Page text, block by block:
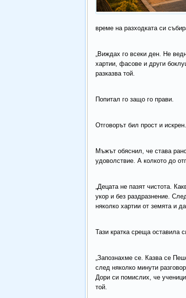
време на разходката си
„Виждах го всеки ден. Не
хартии, фасове и други
разказва той.
Попитал го защо го прави.
Отговорът бил прост и искрен.
Мъжът обяснил, че става
удоволствие. А колкото до
„Децата не пазят чистота.
укор и без раздразнение.
няколко хартии от земята и
Тази кратка среща оставила
„Запознахме се. Казва се
след няколко минути
Дори си помислих, че
той.